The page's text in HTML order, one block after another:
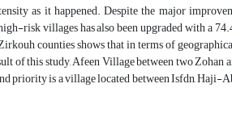
as it happened. Despite the major
risk villages has also been upgraded with a
counties shows that in terms of
of this study, Afeen Village between two Zohan
priority is a village located between Isfdn, Haji-